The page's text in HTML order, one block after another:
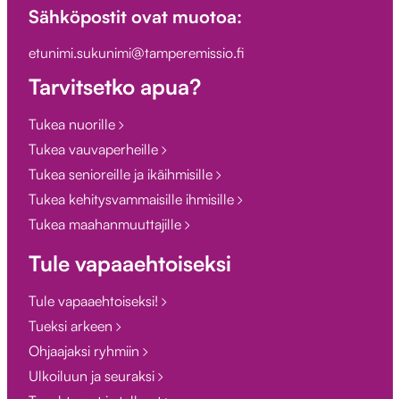
Sähköpostit ovat muotoa:
etunimi.sukunimi@tamperemissio.fi
Tarvitsetko apua?
Tukea nuorille
Tukea vauvaperheille
Tukea senioreille ja ikäihmisille
Tukea kehitysvammaisille ihmisille
Tukea maahanmuuttajille
Tule vapaaehtoiseksi
Tule vapaaehtoiseksi!
Tueksi arkeen
Ohjaajaksi ryhmiin
Ulkoiluun ja seuraksi